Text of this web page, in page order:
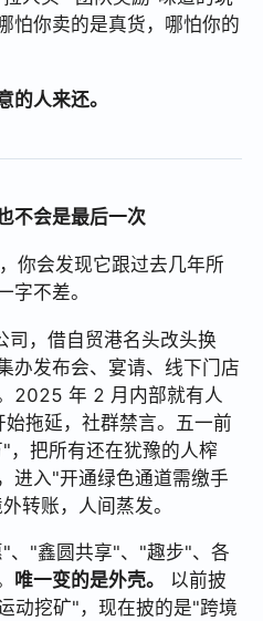
怕你卖的是真货，哪怕你的
的人来还。
不会是最后一次
你会发现它跟过去几年所
字不差。
，借自贸港名头改头换
办发布会、宴请、线下门店
2025 年 2 月内部就有人
拖延，社群禁言。五一前
，把所有还在犹豫的人榨
进入"开通绿色通道需缴手
转账，人间蒸发。
、"鑫圆共享"、"趣步"、各
唯一变的是外壳。
以前披
动挖矿"，现在披的是"跨境